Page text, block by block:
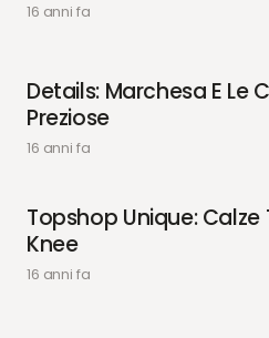
16 anni fa
Details: Marchesa E Le
Preziose
16 anni fa
Topshop Unique: Calze
Knee
16 anni fa